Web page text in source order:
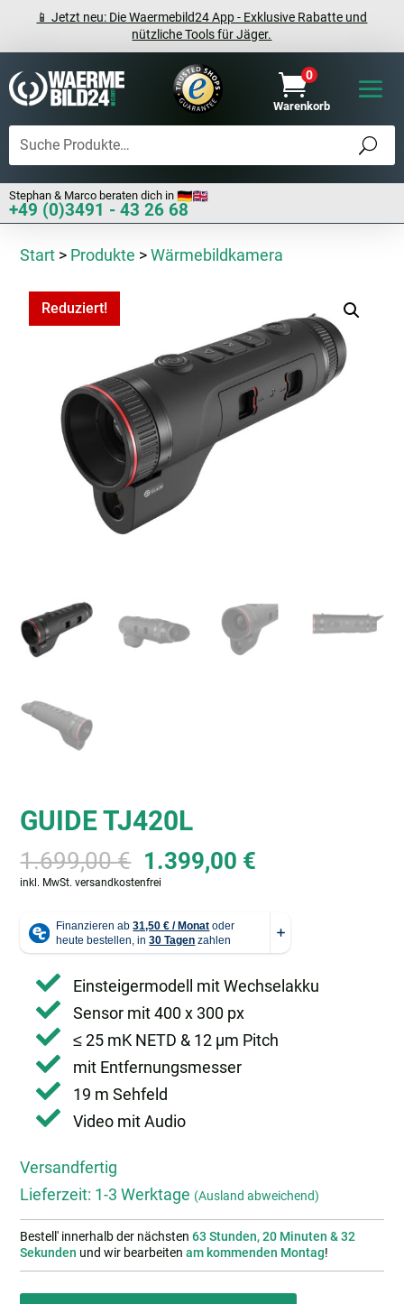
📱 Jetzt neu: Die Waermebild24 App - Exklusive Rabatte und
nützliche Tools für Jäger.
0
Warenkorb
Stephan & Marco beraten dich in
+49 (0)3491 - 43 26 68
Start > Produkte >Wärmebildkamera
Reduziert!
GUIDE TJ420L
1.699,00€ Ursprünglicher
Preis
war:
1.699,00 €
1.399,00 €
ist:
1.399,00 €.
inkl. MwSt. versandkostenfrei
Einsteigermodell mit Wechselakku
Sensor mit 400 x 300 px
≤ 25 mK NETD & 12 µm Pitch
mit Entfernungsmesser
19 m Sehfeld
Video mit Audio
Versandfertig
Lieferzeit: 1-3 Werktage (Ausland abweichend)
Bestell' innerhalb der nächsten63 Stunden, 20 Minuten & 31
Sekunden und wir bearbeitenam kommenden Montag!